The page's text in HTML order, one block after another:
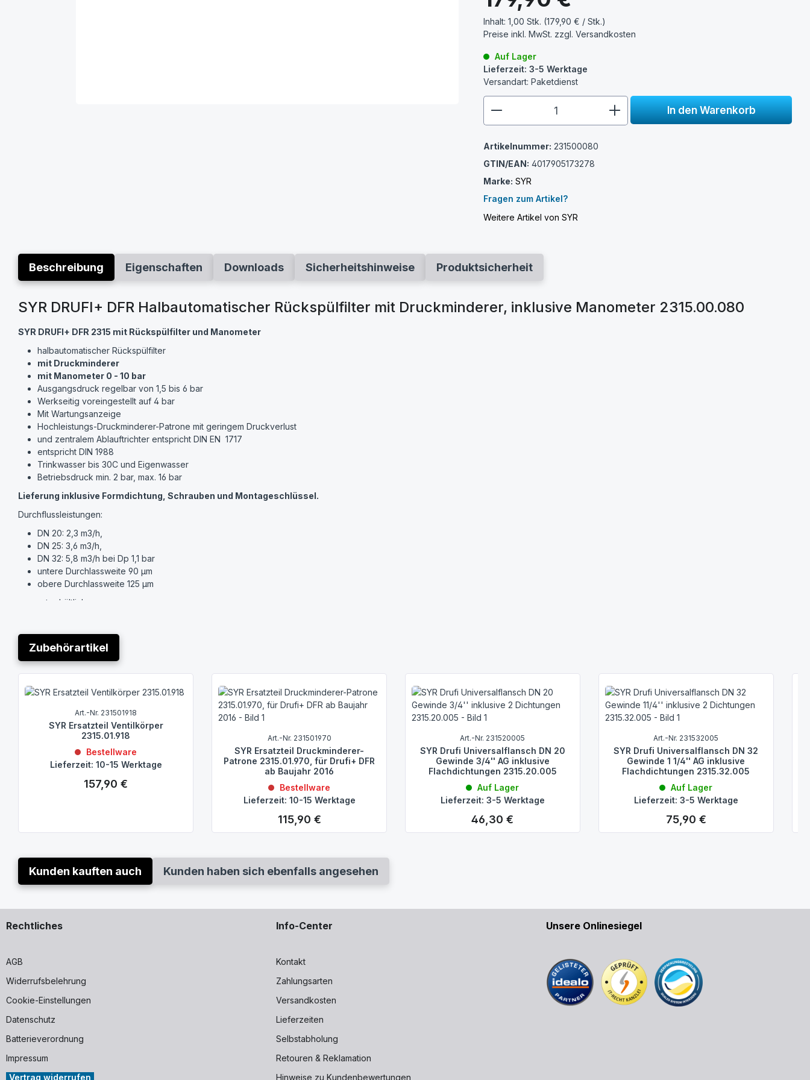
Inhalt:1,00 Stk. (179,90 € / Stk.)
Preise inkl. MwSt. zzgl.Versandkosten
Auf Lager
Lieferzeit: 3-5 Werktage
Versandart: Paketdienst
In den Warenkorb
Artikelnummer: 231500080
GTIN/EAN: 4017905173278
Marke: SYR
Fragen zum Artikel?
Weitere Artikel von SYR
Beschreibung Eigenschaften Downloads Sicherheitshinweise Produktsicherheit
SYR DRUFI+ DFR Halbautomatischer Rückspülfilter mit Druckminderer, inklusive Manometer 2315.00.080
SYR DRUFI+ DFR 2315 mit Rückspülfilter und Manometer
halbautomatischer Rückspülfilter
mit Druckminderer
mit Manometer 0 - 10 bar
Ausgangsdruck regelbar von 1,5 bis 6 bar
Werkseitig voreingestellt auf 4 bar
Mit Wartungsanzeige
Hochleistungs-Druckminderer-Patrone mit geringem Druckverlust
und zentralem Ablauftrichter entspricht DIN EN 1717
entspricht DIN 1988
Trinkwasser bis 30C und Eigenwasser
Betriebsdruck min. 2 bar, max. 16 bar
Lieferung inklusive Formdichtung, Schrauben und Montageschlüssel.
Durchflussleistungen:
DN 20: 2,3 m3/h,
DN 25: 3,6 m3/h,
DN 32: 5,8 m3/h bei Dp 1,1 bar
untere Durchlassweite 90 µm
obere Durchlassweite 125 µm
separat erhältlich:
Nachrüstbar mit Leckageschutz Safe-T (Best.-Nr.: 2421.00.010 oder 2421.00.020)
Nachrüstbar mit Rückspülautomatik (Best.-Nr.: 2316.00.081)
Anwendungsbereich
Der SYR Drufi+ DFR ist eine speziell für die Hauseingangsinstallation entspricht DIN 1988 entwickelte Armaturenkombination aus einem halbautomatischen Rückspülfilter entspricht DIN EN 13443-1
und einem Druckminderer entspricht DIN EN 1567. Der Drufi+ DFR verbindet moderne Technik mit modernem Design und hochwertiger Verarbeitung. Verbunden mit einem Abflussrohr DN 50 leitet
der integrierte Trichter das Rückspülwasser ins Abwassersystem. Der Drufi+ DFR ist mit einem Anzeigering zur Wartungserinnerung entspricht DIN 1988 ausgerüstet. Bei der Armaturen-
Kombination Drufi+ DFR wird die korrekte Einbaureihenfolge entspricht DIN 1988 eingehalten. Zur Montage in die Rohrleitung dient das Drufi-Flanschprogramm. Die Flansche lassen sich in
senkrechte und waagerechte Leitungen montieren. Der eingebaute Druckminderer ermöglicht eine individuelle Druckeinstellung.
Weitere Informationen wie Eigenschaften, Ausführung, Werkstoffe, Einbau und technische Daten entnehmen Sie bitte dem Datenblatt, siehe unten.
Der DRUFI Universalflansch ist separat erhältlich, siehe Zubehör.
Zubehörartikel
Art.-Nr. 231501918
SYR Ersatzteil Ventilkörper
2315.01.918
Bestellware
Lieferzeit: 10-15 Werktage
Regulärer Preis:
157,90 €
Art.-Nr. 231501970
SYR Ersatzteil Druckminderer-
Patrone 2315.01.970, für Drufi+ DFR
ab Baujahr 2016
Bestellware
Lieferzeit: 10-15 Werktage
Regulärer Preis:
115,90 €
Art.-Nr. 231520005
SYR Drufi Universalflansch DN 20
Gewinde 3/4'' AG inklusive
Flachdichtungen 2315.20.005
Auf Lager
Lieferzeit: 3-5 Werktage
Regulärer Preis:
46,30 €
Art.-Nr. 231532005
SYR Drufi Universalflansch DN 32
Gewinde 1 1/4'' AG inklusive
Flachdichtungen 2315.32.005
Auf Lager
Lieferzeit: 3-5 Werktage
Regulärer Preis:
75,90 €
Kunden kauften auch Kunden haben sich ebenfalls angesehen
Rechtliches
AGB
Widerrufsbelehrung
Cookie-Einstellungen
Datenschutz
Batterieverordnung
Impressum
Vertrag widerrufen
Info-Center
Kontakt
Zahlungsarten
Versandkosten
Lieferzeiten
Selbstabholung
Retouren & Reklamation
Hinweise zu Kundenbewertungen
Unsere Onlinesiegel